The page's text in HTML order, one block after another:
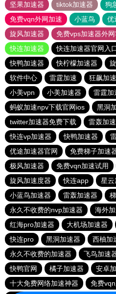
坚果加速器
tiktok加速器
狗
免费vqn外网加速
小蓝鸟 优
旋风加速器
免费vps加速器外
快连加速器
快连加速器官网入
快鸭加速器
快柠檬加速器
软件中心
雷霆加速 狂飙加
小美vpn
小美加速器 雷霆加
蚂蚁加速npv下载官网ios
黑洞
twitter加速器免费下载
雷轰加速
快连vp加速器
快鸭加速器
优途加速器官网
免费梯子加速
极风加速器
免费vqn加速试用
旋风加速度器
快连app 星云
小蓝鸟加速器
雷轰加速器
永久不收费的nvp加速器
海外
红海pro加速器
大机场加速器
快连pro
黑洞加速器 西柚加
永久不收费的加速器
飞鸟加速
快鸭官网
橘子加速器
安卓
十大免费网络加速神器
免费